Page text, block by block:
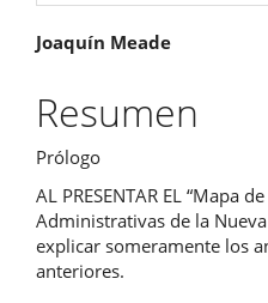
Contenido
principal
del
artículo
Joaquín Meade
Resumen
Prólogo
AL PRESENTAR EL “Mapa
Administrativas de la
explicar someramente los
anteriores.